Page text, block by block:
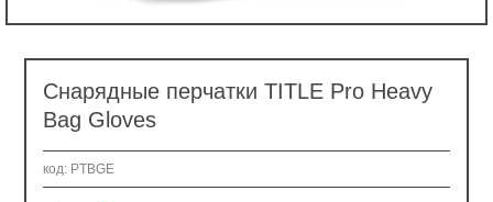
Снарядные перчатки TITLE Pro Heavy
Bag Gloves
код: PTBGE